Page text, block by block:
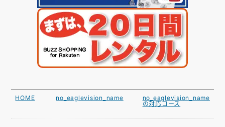
HOME no_eaglevision_name
no_eaglevision_name
の対応コース